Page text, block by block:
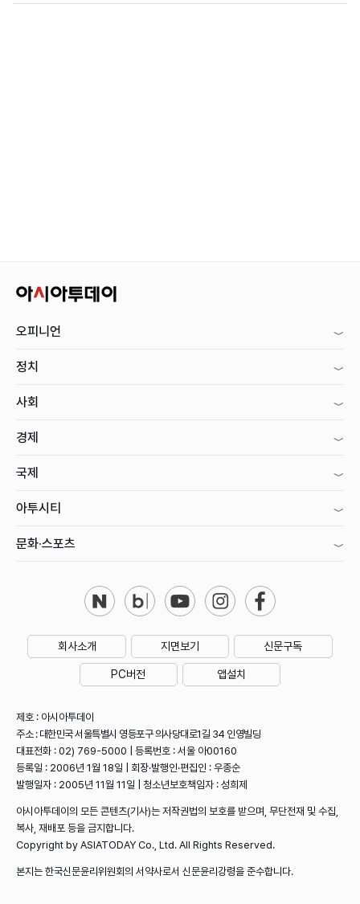
오피니언
정치
사회
경제
국제
아투시티
문화·스포츠
회사소개 지면보기 신문구독
PC버전 앱설치
제호 : 아시아투데이
주소 : 대한민국 서울특별시 영등포구 의사당대로1길 34 인영빌딩
대표전화 : 02) 769-5000 | 등록번호 : 서울 아00160
등록일 : 2006년 1월 18일 | 회장·발행인·편집인 : 우종순
발행일자 : 2005년 11월 11일 | 청소년보호책임자 : 성희제
아시아투데이의 모든 콘텐츠(기사)는 저작권법의 보호를 받으며, 무단전재 및 수집,
복사, 재배포 등을 금지합니다.
Copyright by ASIATODAY Co., Ltd. All Rights Reserved.
본지는 한국신문윤리위원회의 서약사로서 신문윤리강령을 준수합니다.